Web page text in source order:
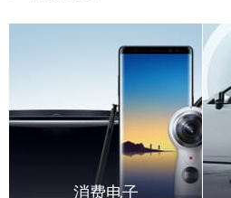
消费电子